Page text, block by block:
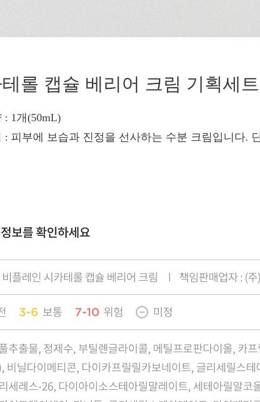
롤 캡슐 베리어 크림 기획세트
: 1개(50mL)
: 피부에 보습과 진정을 선사하는 수분 크림입니다.